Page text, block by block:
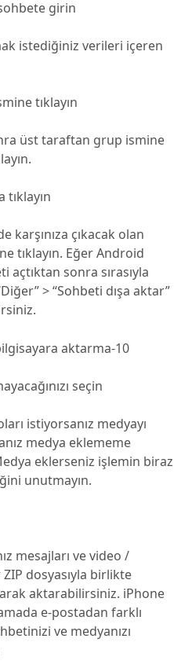
girin
istediğiniz verileri içeren
tıklayın
üst taraftan grup ismine
tıklayın
karşınıza çıkacak olan
tıklayın. Eğer Android
açtıktan sonra sırasıyla
> “Sohbeti dışa aktar”
seçin
istiyorsanız medyayı
medya eklememe
eklerseniz işlemin biraz
unutmayın.
mesajları ve video /
dosyasıyla birlikte
aktarabilirsiniz. iPhone
e-postadan farklı
ve medyanızı